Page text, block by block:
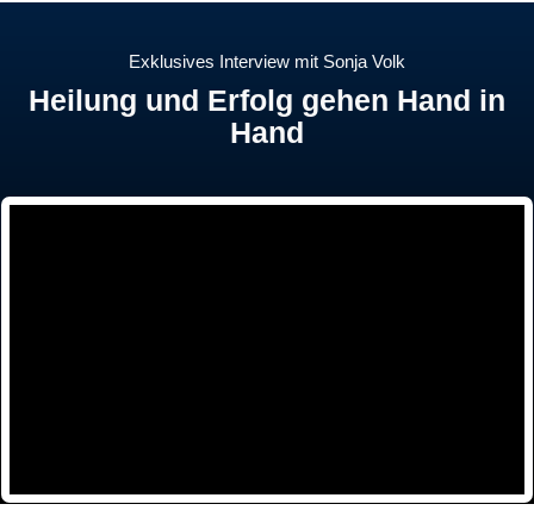
Exklusives Interview mit Sonja Volk
Heilung und Erfolg gehen Hand in
Hand